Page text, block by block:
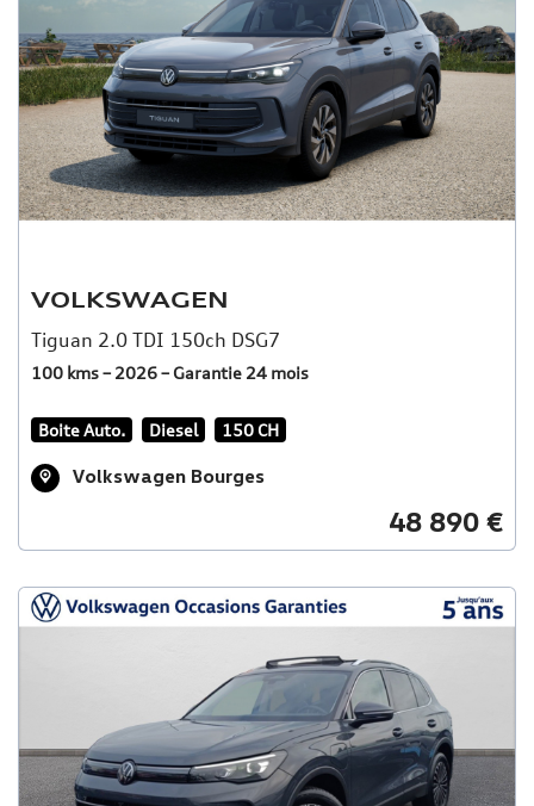
VOLKSWAGEN
Tiguan 2.0 TDI 150ch DSG7
100 kms – 2026 – Garantie 24 mois
Boite Auto. Diesel 150 CH
Volkswagen Bourges
48 890 €